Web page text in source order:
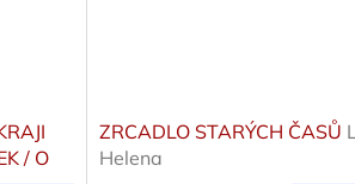
/ O
ZRCADLO STARÝCH ČASŮ
Helena